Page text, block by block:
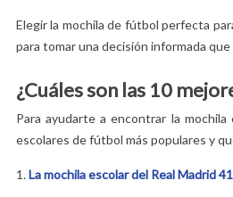
Elegir la mochila de fútbol perfecta
para tomar una decisión informada
¿Cuáles son las 10
Para ayudarte a encontrar la
escolares de fútbol más populares y
1.La mochila escolar del Real Madrid